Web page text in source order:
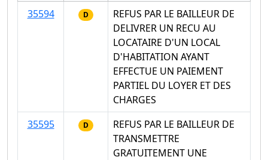
35594
D
REFUS PAR LE BAILLEUR DE
DELIVRER UN RECU AU
LOCATAIRE D'UN LOCAL
D'HABITATION AYANT
EFFECTUE UN PAIEMENT
PARTIEL DU LOYER ET DES
CHARGES
35595
D
REFUS PAR LE BAILLEUR DE
TRANSMETTRE
GRATUITEMENT UNE